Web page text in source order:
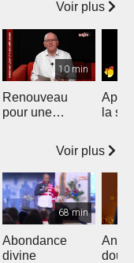
Voir plus
10 min
Renouveau
pour une
la
Voir plus
68 min
Abondance
divine